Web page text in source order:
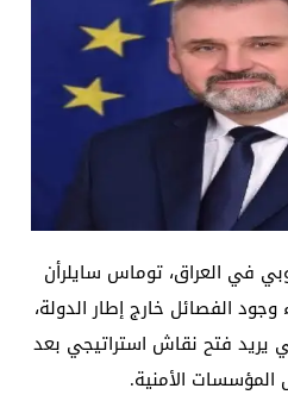
في العراق، توماس سايلرأن
الفصائل خارج إطار الدولة،
يريد فتح نقاش استراتيجي بعد
المؤسسات الأمنية.